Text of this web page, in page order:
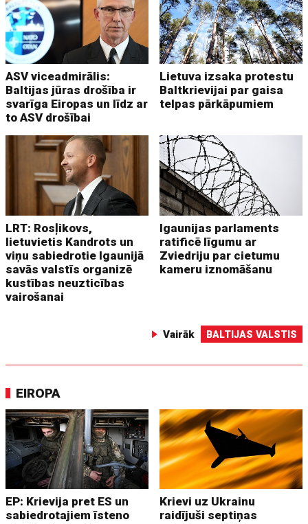
ASV viceadmirālis:
Baltijas jūras drošība ir
svarīga Eiropas un līdz ar
to ASV drošībai
Lietuva izsaka protestu
Baltkrievijai par gaisa
telpas pārkāpumiem
LRT: Rosļikovs,
lietuvietis Kandrots un
viņu sabiedrotie Igaunijā
savās valstīs organizē
kustības neuzticības
vairošanai
Igaunijas parlaments
ratificē līgumu ar
Zviedriju par cietumu
kameru iznomāšanu
Vairāk BALTIJAS VALSTIS
EIROPA
EP: Krievija pret ES un
sabiedrotajiem īsteno
Krievi uz Ukrainu
raidījuši septiņas